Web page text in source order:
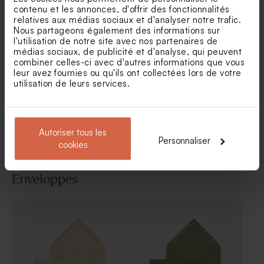
contenu et les annonces, d'offrir des fonctionnalités
relatives aux médias sociaux et d'analyser notre trafic.
Nous partageons également des informations sur
l'utilisation de notre site avec nos partenaires de
médias sociaux, de publicité et d'analyse, qui peuvent
combiner celles-ci avec d'autres informations que vous
leur avez fournies ou qu'ils ont collectées lors de votre
utilisation de leurs services.
Autoriser tous les
cookies
Personnaliser
Carte de remerciements fête
photo instantanée et
paillettes
Carte de remerciements
ardoise et ballon
Voir toute la collection Carte
Enveloppes